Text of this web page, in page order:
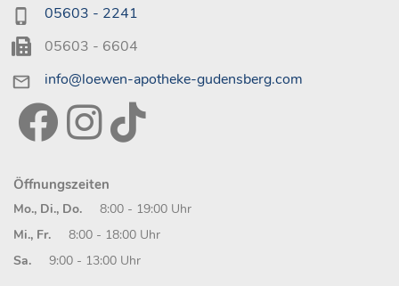
05603 - 2241
05603 - 6604
info@loewen-apotheke-gudensberg.com
Öffnungszeiten
Mo., Di., Do.
8:00 - 19:00 Uhr
Mi., Fr. 8:00 - 18:00 Uhr
Sa.
9:00 - 13:00 Uhr